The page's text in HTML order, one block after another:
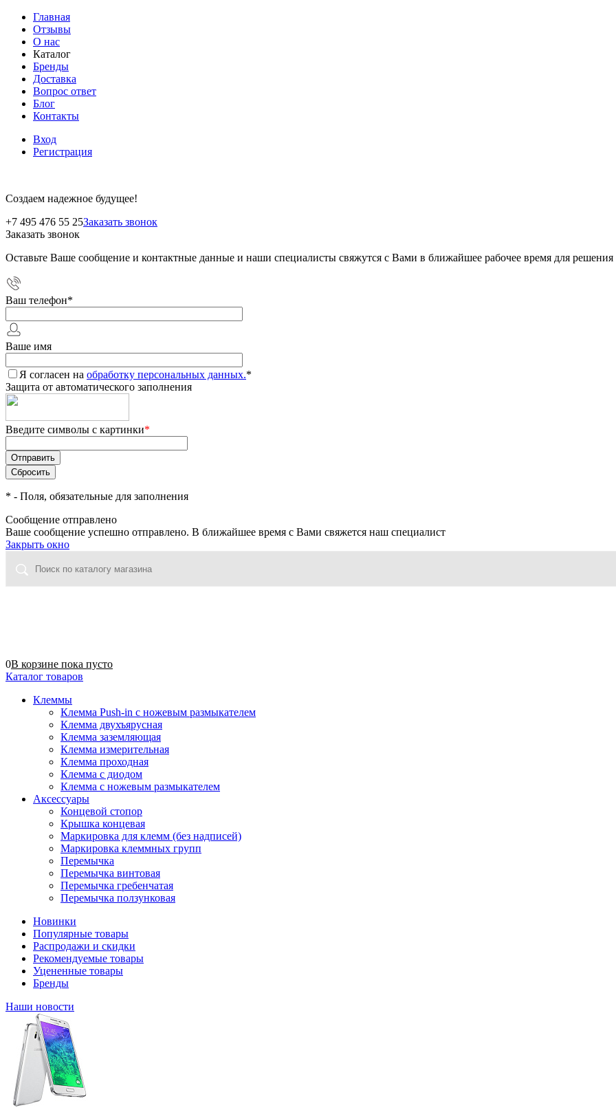
Главная
Отзывы
О нас
Каталог
Бренды
Доставка
Вопрос ответ
Блог
Контакты
Вход
Регистрация
Создаем надежное будущее!
+7 495 476 55 25Заказать звонок
Заказать звонок
Оставьте Ваше сообщение и контактные данные и наши специалисты свяжутся с Вами в ближайшее рабочее время для
Ваш телефон*
Ваше имя
Я согласен на обработку персональных данных.*
Защита от автоматического заполнения
Введите символы с картинки*
* - Поля, обязательные для заполнения
Сообщение отправлено
Ваше сообщение успешно отправлено. В ближайшее время с Вами свяжется наш специалист
Закрыть окно
0В корзине пока пусто
Каталог товаров
Клеммы
Клемма Push-in с ножевым размыкателем
Клемма двухъярусная
Клемма заземляющая
Клемма измерительная
Клемма проходная
Клемма с диодом
Клемма с ножевым размыкателем
Аксессуары
Концевой стопор
Крышка концевая
Маркировка для клемм (без надписей)
Маркировка клеммных групп
Перемычка
Перемычка винтовая
Перемычка гребенчатая
Перемычка ползунковая
Новинки
Популярные товары
Распродажи и скидки
Рекомендуемые товары
Уцененные товары
Бренды
Наши новости